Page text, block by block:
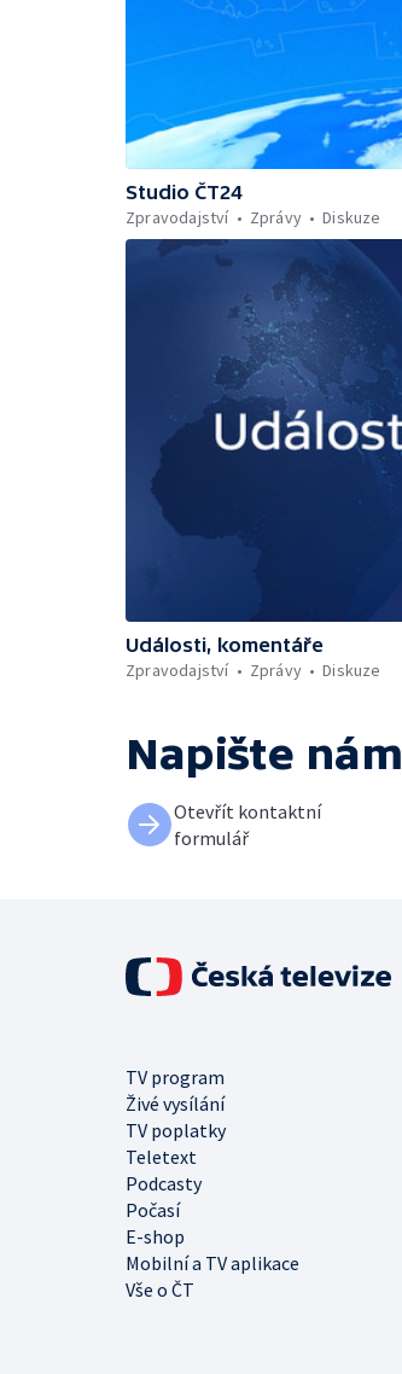
Studio ČT24
Zpravodajství
Zprávy Diskuze
Události, komentáře
Zpravodajství
Zprávy Diskuze
Napište nám
Otevřít kontaktní
formulář
TV program
Živé vysílání
TV poplatky
Teletext
Podcasty
Počasí
E-shop
Mobilní a TV aplikace
Vše o ČT